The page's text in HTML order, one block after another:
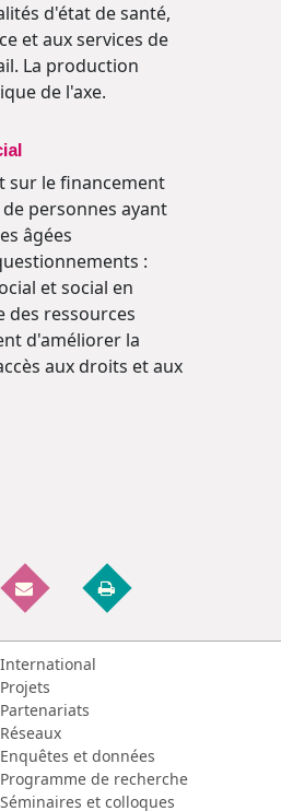
d'état de santé,
et aux services de
La production
de l'axe.
sur le financement
personnes ayant
âgées
:
et social en
des ressources
d'améliorer la
aux droits et aux
International
Projets
Partenariats
Réseaux
Enquêtes et données
Programme de recherche
Séminaires et colloques